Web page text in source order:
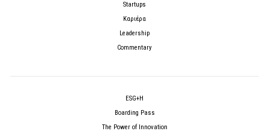
Startups
Καριέρα
Leadership
Commentary
ESG+H
Boarding Pass
The Power of Innovation